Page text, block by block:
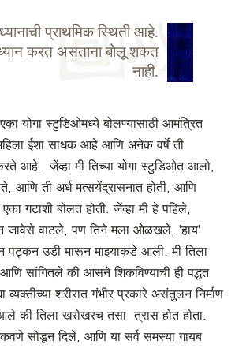
प्राथमिक स्थिती आहे.
करत असताना बोलू शकत
नाही.
योगा स्टुडिओमध्ये बोलण्यासाठी आमंत्रित
ईशा साधक आहे आणि अनेक वर्षे ती
आहे. जेंव्हा मी तिच्या योगा स्टुडिओत आलो,
आणि ती अर्ध मत्सयेंद्रासनात होती, आणि
गटाशी बोलत होती. जेंव्हा मी हे पहिले,
जावेसे वाटले, पण तिने मला ओळखले, 'हाय'
पट्कन उडी मारून माझ्याकडे आली. मी तिला
सांगितले की आसने शिकविण्याची ही पद्धत
व्यक्तीच्या शरीरात गंभीर प्रकारे असंतुलन निर्माण
की तिला खरोखरच तसा त्रास होत होता.
सोडून दिले, आणि या सर्व समस्या गायब